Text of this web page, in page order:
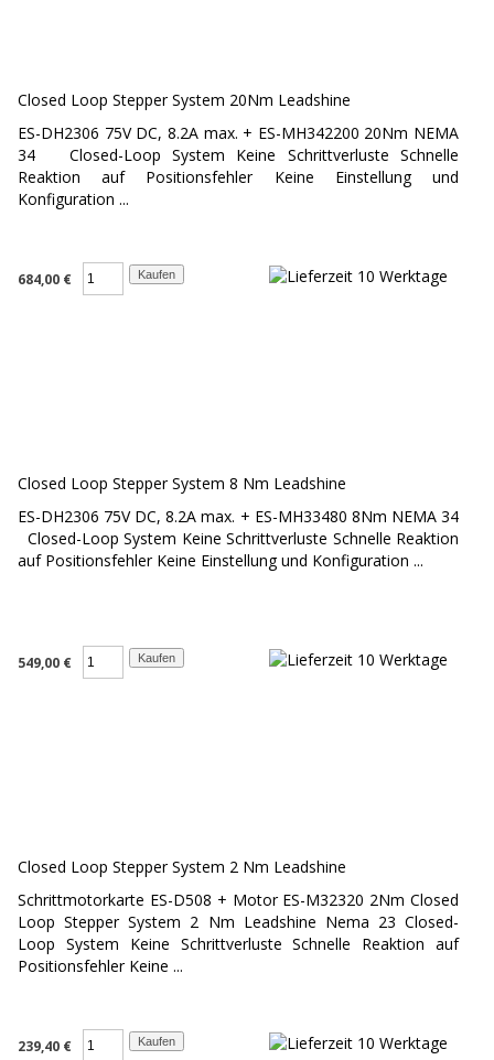
Closed Loop Stepper System 20Nm Leadshine
ES-DH2306 75V DC, 8.2A max. + ES-MH342200 20Nm NEMA
34 Closed-Loop System Keine Schrittverluste Schnelle
Reaktion auf Positionsfehler Keine Einstellung und
Konfiguration ...
684,00 €
Closed Loop Stepper System 8 Nm Leadshine
ES-DH2306 75V DC, 8.2A max. + ES-MH33480 8Nm NEMA 34
Closed-Loop System Keine Schrittverluste Schnelle Reaktion
auf Positionsfehler Keine Einstellung und Konfiguration ...
549,00 €
Closed Loop Stepper System 2 Nm Leadshine
Schrittmotorkarte ES-D508 + Motor ES-M32320 2Nm Closed
Loop Stepper System 2 Nm Leadshine Nema 23 Closed-
Loop System Keine Schrittverluste Schnelle Reaktion auf
Positionsfehler Keine ...
239,40 €